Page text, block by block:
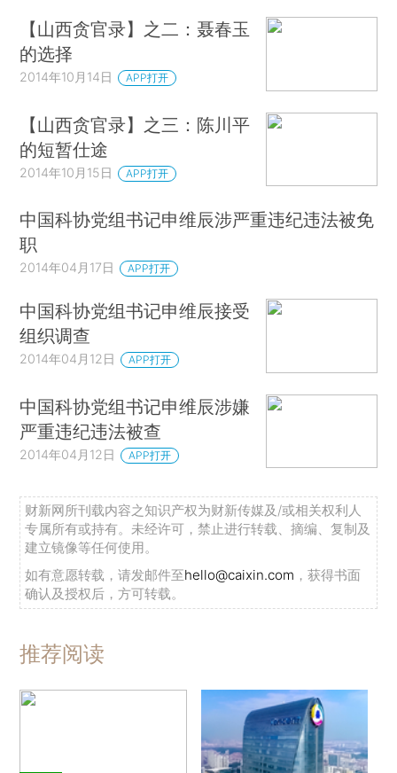
【山西贪官录】之二：聂春玉
的选择
2014年10月14日 APP打开
【山西贪官录】之三：陈川平
的短暂仕途
2014年10月15日 APP打开
中国科协党组书记申维辰涉严重违纪违法被免
职
2014年04月17日 APP打开
中国科协党组书记申维辰接受
组织调查
2014年04月12日 APP打开
中国科协党组书记申维辰涉嫌
严重违纪违法被查
2014年04月12日 APP打开
财新网所刊载内容之知识产权为财新传媒及/或相关权利人
专属所有或持有。未经许可，禁止进行转载、摘编、复制及
建立镜像等任何使用。
如有意愿转载，请发邮件至hello@caixin.com ，获得书面
确认及授权后，方可转载。
推荐阅读